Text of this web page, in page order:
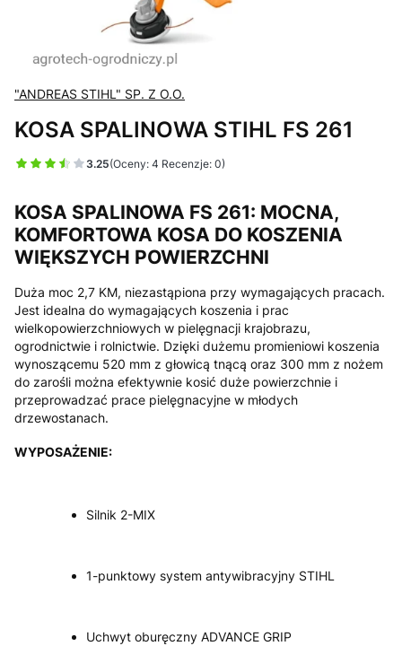
"ANDREAS STIHL" SP. Z O.O.
KOSA SPALINOWA STIHL FS 261
3.25(Oceny: 4 Recenzje: 0)
KOSA SPALINOWA FS 261: MOCNA,
KOMFORTOWA KOSA DO KOSZENIA
WIĘKSZYCH POWIERZCHNI
Duża moc 2,7 KM, niezastąpiona przy wymagających pracach.
Jest idealna do wymagających koszenia i prac
wielkopowierzchniowych w pielęgnacji krajobrazu,
ogrodnictwie i rolnictwie. Dzięki dużemu promieniowi koszenia
wynoszącemu 520 mm z głowicą tnącą oraz 300 mm z nożem
do zarośli można efektywnie kosić duże powierzchnie i
przeprowadzać prace pielęgnacyjne w młodych
drzewostanach.
WYPOSAŻENIE:
Silnik 2-MIX
1-punktowy system antywibracyjny STIHL
Uchwyt oburęczny ADVANCE GRIP